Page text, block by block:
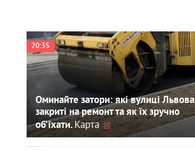
20:35
Оминайте затори: які вулиці Львова
закриті на ремонт та як їх зручно
об’їхати. Карта